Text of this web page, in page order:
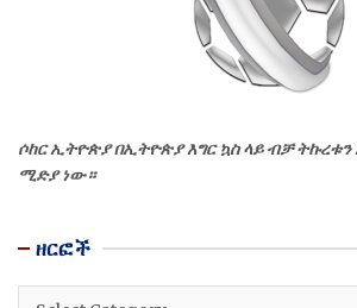
ሶከር ኢትዮጵያ በኢትዮጵያ እግር ኳስ ላይ ብቻ ትኩረቱን
ሚድያ ነው።
ዘርፎች
ዘርፎች